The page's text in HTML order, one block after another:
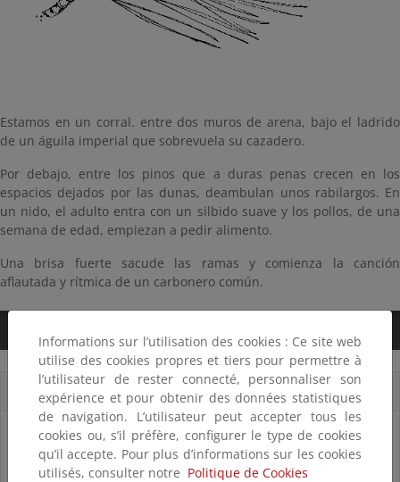
Estamos en un corral. entre dos muros de arena, bajo el ladrido
de un águila imperial que sobrevuela su cazadero.
Por debajo, entre los pinos que a duras penas crecen en los
espacios dejados por las dunas, deambulan unos rabilargos. En
un nido, el adulto entra con un silbido suave y los pollos, de una
semana de edad, empiezan a pedir alimento.
Una brisa fuerte sacude las ramas y comienza la canción
aflautada y rítmica de un carbonero común.
Cortes sonoros
Informations sur l’utilisation des cookies : Ce site web
utilise des cookies propres et tiers pour permettre à
l’utilisateur de rester connecté, personnaliser son
expérience et pour obtenir des données statistiques
de navigation. L’utilisateur peut accepter tous les
cookies ou, s’il préfère, configurer le type de cookies
qu’il accepte. Pour plus d’informations sur les cookies
utilisés, consulter notre Politique de Cookies